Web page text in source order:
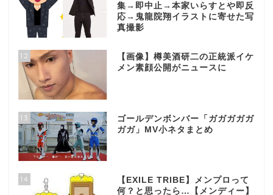
集→即中止→本家いらすとや即反
応→鬼龍院翔イラストに寄せた写
真撮影
12
【画像】樽美酒研二の正統派イケ
メン素顔公開がニュースに
13
ゴールデンボンバー「ガガガガガ
ガガ」MV小ネタまとめ
14
【EXILE TRIBE】メンプロって
何？と思ったら…【メンディー】